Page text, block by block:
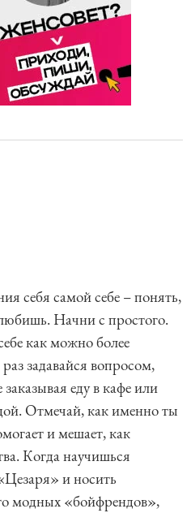
себя самой себе – понять,
Начни с простого.
как можно более
задавайся вопросом,
еду в кафе или
Отмечай, как именно ты
и мешает, как
Когда научишься
и носить
модных «бойфрендов»,